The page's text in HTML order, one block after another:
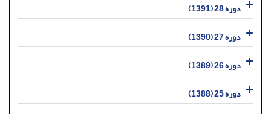
دوره 28 (1391)
دوره 27 (1390)
دوره 26 (1389)
دوره 25 (1388)